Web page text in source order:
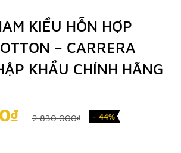
KIỂU HỖN HỢP
– CARRERA
KHẨU CHÍNH HÃNG
2.830.000₫ - 44%